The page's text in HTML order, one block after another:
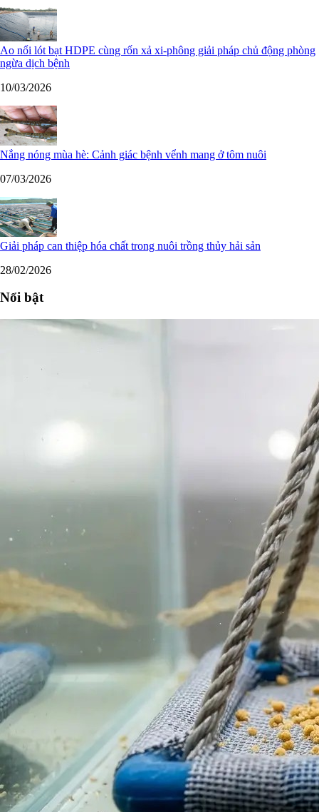
Ao nổi lót bạt HDPE cùng rốn xả xi-phông giải pháp chủ động phòng
ngừa dịch bệnh
10/03/2026
Nắng nóng mùa hè: Cảnh giác bệnh vểnh mang ở tôm nuôi
07/03/2026
Giải pháp can thiệp hóa chất trong nuôi trồng thủy hải sản
28/02/2026
Nổi bật